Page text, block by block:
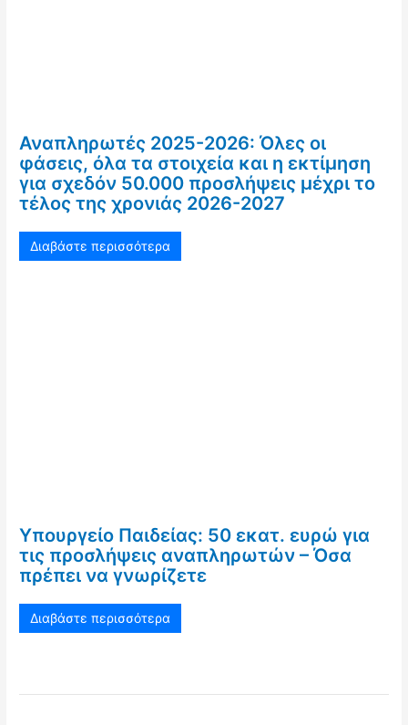
Αναπληρωτές 2025-2026: Όλες οι
φάσεις, όλα τα στοιχεία και η εκτίμηση
για σχεδόν 50.000 προσλήψεις μέχρι το
τέλος της χρονιάς 2026-2027
Διαβάστε περισσότερα
Υπουργείο Παιδείας: 50 εκατ. ευρώ για
τις προσλήψεις αναπληρωτών – Όσα
πρέπει να γνωρίζετε
Διαβάστε περισσότερα